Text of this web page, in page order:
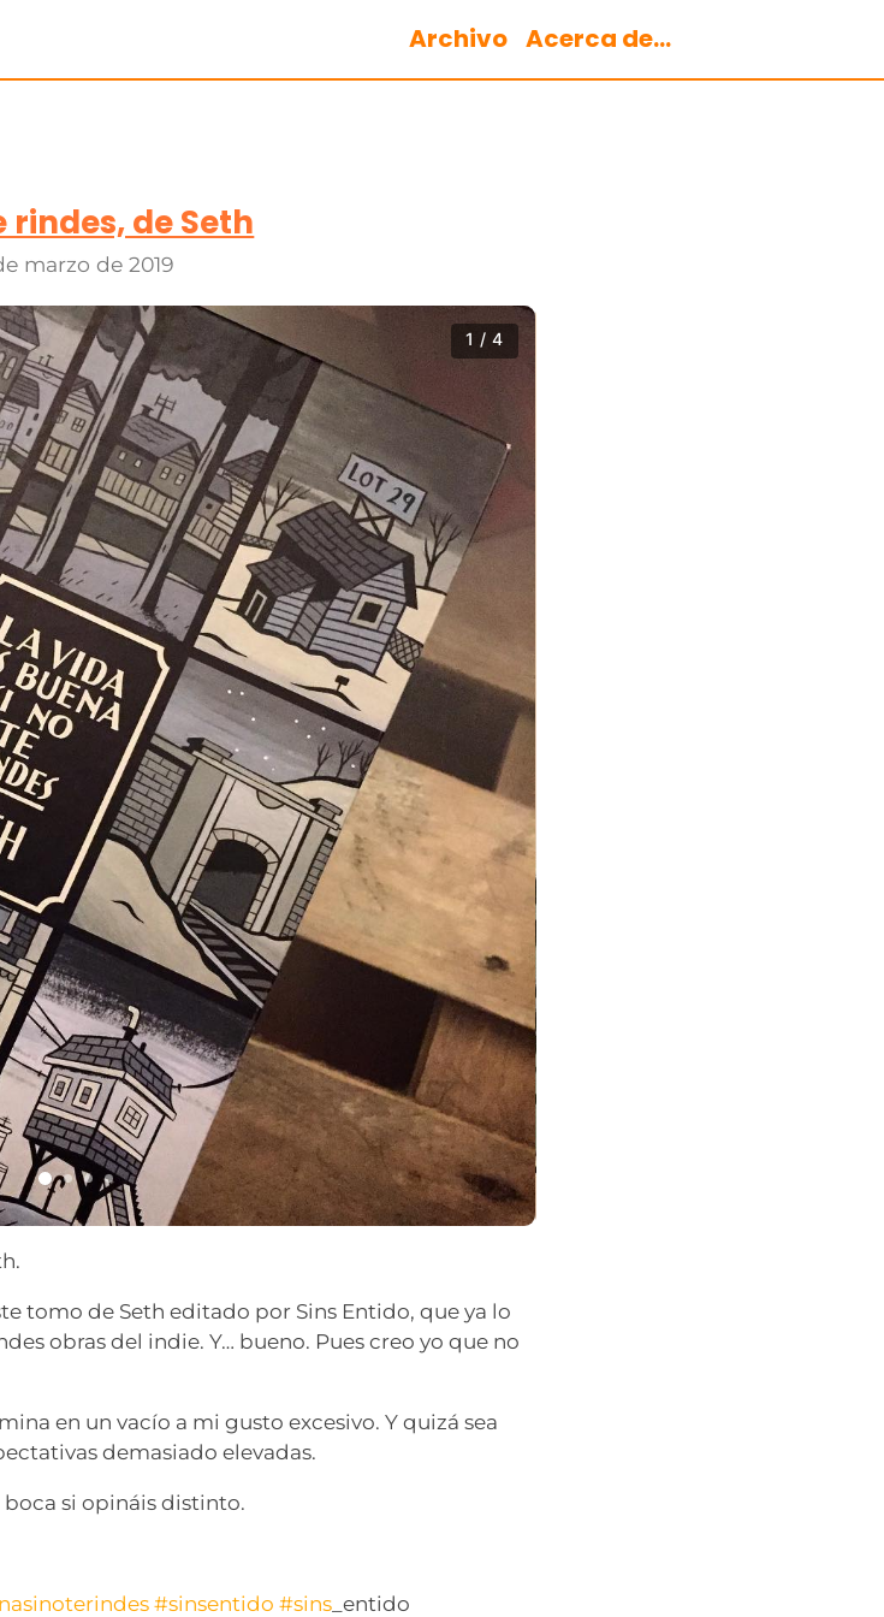
Archivo Acerca de...
rindes, de Seth
marzo de 2019
1 / 4
tomo de Seth editado por Sins Entido, que ya lo
obras del indie. Y… bueno. Pues creo yo que no
en un vacío a mi gusto excesivo. Y quizá sea
demasiado elevadas.
si opináis distinto.
#sinsentido #sins _entido